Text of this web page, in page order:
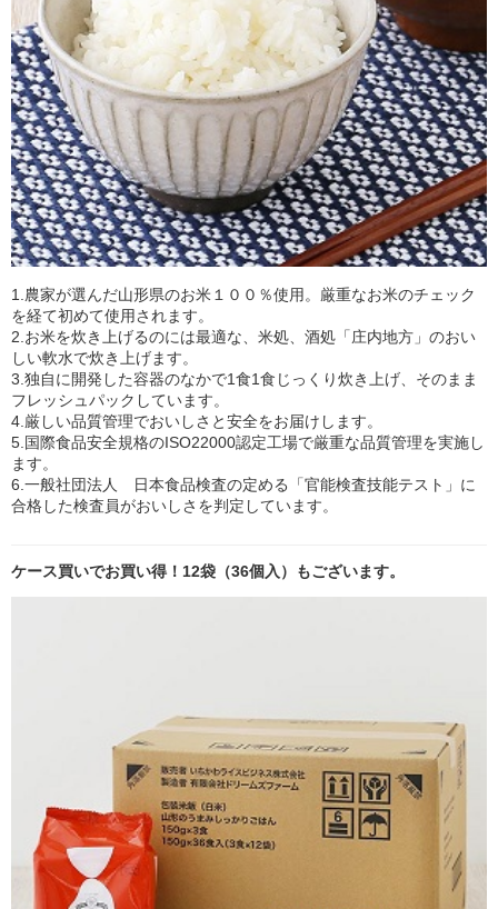
1.農家が選んだ山形県のお米１００％使用。厳重なお米のチェック
を経て初めて使用されます。
2.お米を炊き上げるのには最適な、米処、酒処「庄内地方」のおい
しい軟水で炊き上げます。
3.独自に開発した容器のなかで1食1食じっくり炊き上げ、そのまま
フレッシュパックしています。
4.厳しい品質管理でおいしさと安全をお届けします。
5.国際食品安全規格のISO22000認定工場で厳重な品質管理を実施し
ます。
6.一般社団法人 日本食品検査の定める「官能検査技能テスト」に
合格した検査員がおいしさを判定しています。
ケース買いでお買い得！12袋（36個入）もございます。